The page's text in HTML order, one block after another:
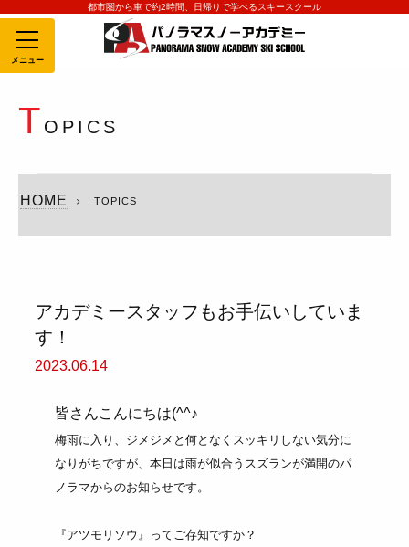
都市圏から車で約2時間、日帰りで学べるスキースクール
MENU
T OPICS
HOME TOPICS
アカデミースタッフもお手伝いしていま
す！
2023.06.14
皆さんこんにちは(^^♪
梅雨に入り、ジメジメと何となくスッキリしない気分に
なりがちですが、本日は雨が似合うスズランが満開のパ
ノラマからのお知らせです。
『アツモリソウ』ってご存知ですか？